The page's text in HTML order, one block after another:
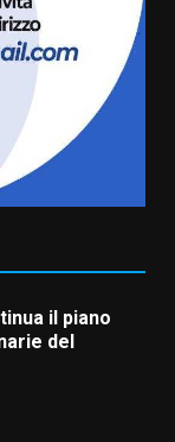
di arma
il piano
del